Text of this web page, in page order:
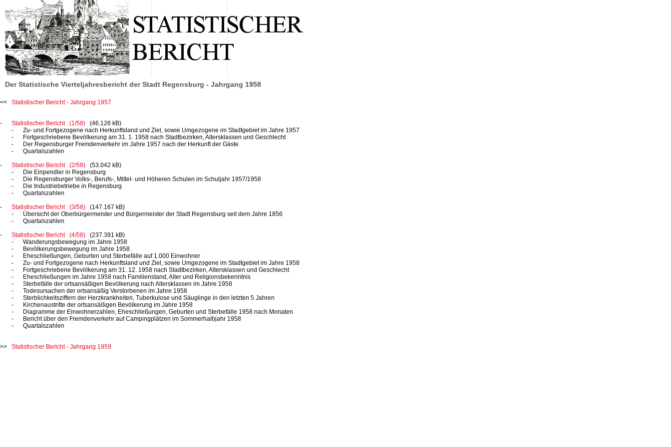
Der Statistische Vierteljahresbericht der Stadt Regensburg - Jahrgang 1958
Statistischer Bericht - Jahrgang 1957
Statistischer Bericht (1/58)
(46.126 kB)
Zu- und Fortgezogene nach Herkunftsland und Ziel, sowie Umgezogene im Stadtgebiet im Jahre 1957
Fortgeschriebene Bevölkerung am 31. 1. 1958 nach Stadtbezirken, Altersklassen und Geschlecht
Der Regensburger Fremdenverkehr im Jahre 1957 nach der Herkunft der Gäste
Quartalszahlen
Statistischer Bericht (2/58)
(53.042 kB)
Die Einpendler in Regensburg
Die Regensburger Volks-, Berufs-, Mittel- und Höheren Schulen im Schuljahr 1957/1958
Die Industriebetriebe in Regensburg
Quartalszahlen
Statistischer Bericht (3/58)
(147.167 kB)
Übersicht der Oberbürgermeister und Bürgermeister der Stadt Regensburg seit dem Jahre 1856
Quartalszahlen
Statistischer Bericht (4/58)
(237.391 kB)
Wanderungsbewegung im Jahre 1958
Bevölkerungsbewegung im Jahre 1958
Eheschließungen, Geburten und Sterbefälle auf 1.000 Einwohner
Zu- und Fortgezogene nach Herkunftsland und Ziel, sowie Umgezogene im Stadtgebiet im Jahre 1958
Fortgeschriebene Bevölkerung am 31. 12. 1958 nach Stadtbezirken, Altersklassen und Geschlecht
Eheschließungen im Jahre 1958 nach Familienstand, Alter und Religionsbekenntnis
Sterbefälle der ortsansäßigen Bevölkerung nach Altersklassen im Jahre 1958
Todesursachen der ortsansäßig Verstorbenen im Jahre 1958
Sterblichkeitsziffern der Herzkrankheiten, Tuberkulose und Säuglinge in den letzten 5 Jahren
Kirchenaustritte der ortsansäßigen Bevölkerung im Jahre 1958
Diagramme der Einwohnerzahlen, Eheschließungen, Geburten und Sterbefälle 1958 nach Monaten
Bericht über den Fremdenverkehr auf Campingplätzen im Sommerhalbjahr 1958
Quartalszahlen
Statistischer Bericht - Jahrgang 1959